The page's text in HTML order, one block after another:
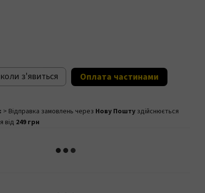
з'явиться Оплата частинами
> Відправка замовлень через Нову Пошту здійснюється
від 249 грн